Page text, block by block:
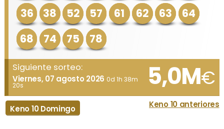
36
38 52 57 61 62 63
64
68
74 75 78
Siguiente sorteo:
Viernes, 07 agosto 2026 0d 1h 38m
20s 5,0M€
Keno 10 Domingo Keno 10 anteriores